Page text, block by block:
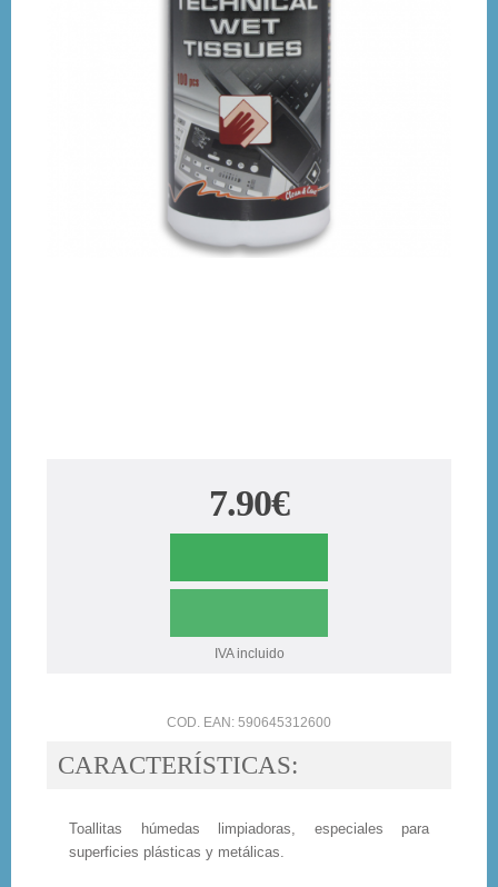
7.90€
IVA incluido
CARACTERÍSTICAS:
COD. EAN: 590645312600
Toallitas húmedas limpiadoras, especiales para
superficies plásticas y metálicas.